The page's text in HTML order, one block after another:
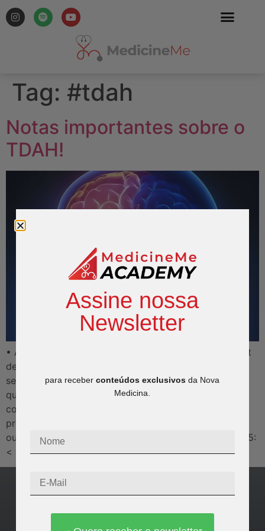
Tag: #tdah
Notas importantes sobre o
TDAH!
• A primeira descrição do TDAH (Transtorno de déficit
de atenção com hiperatividade) no DSM foi em sua
segunda edição (reação hipercinética da infância); já
quando examinamos o DSM-5, ele é considerado uma
condição do neurodesenvolvimento. É um transtorno
prevalente e incapacitante, comumente comórbido a
outros transtornos psiquiátricos. • Diagnóstico: DSM-5:
< 17 anos + […]
Assine nossa
Newsletter
para receber conteúdos exclusivos da Nova
Medicina.